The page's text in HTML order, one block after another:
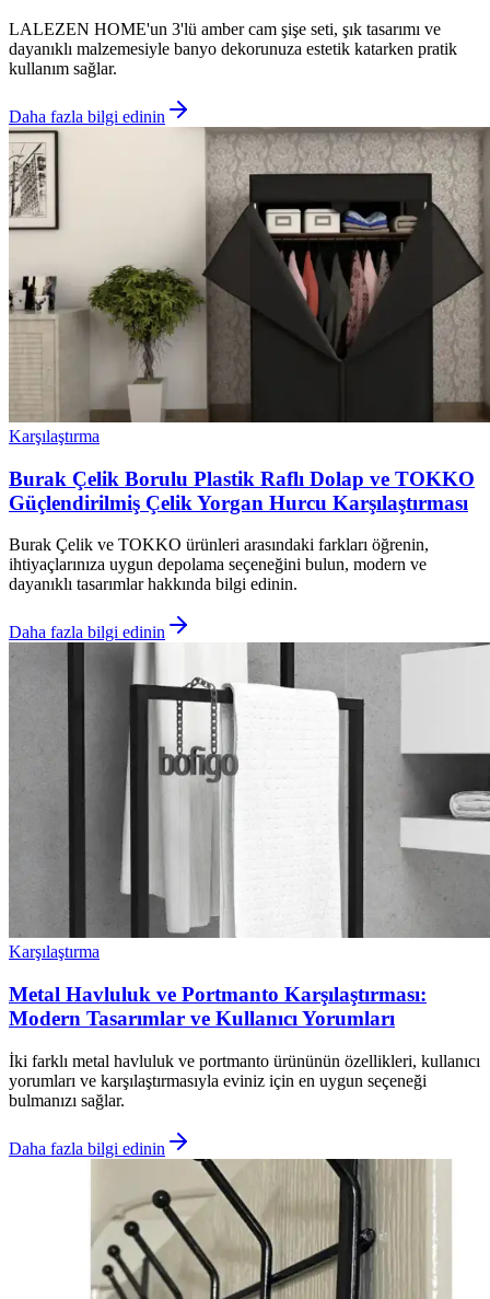
LALEZEN HOME'un 3'lü amber cam şişe seti, şık tasarımı ve
dayanıklı malzemesiyle banyo dekorunuza estetik katarken pratik
kullanım sağlar.
Daha fazla bilgi edinin
Karşılaştırma
Burak Çelik Borulu Plastik Raflı Dolap ve TOKKO
Güçlendirilmiş Çelik Yorgan Hurcu Karşılaştırması
Burak Çelik ve TOKKO ürünleri arasındaki farkları öğrenin,
ihtiyaçlarınıza uygun depolama seçeneğini bulun, modern ve
dayanıklı tasarımlar hakkında bilgi edinin.
Daha fazla bilgi edinin
Karşılaştırma
Metal Havluluk ve Portmanto Karşılaştırması:
Modern Tasarımlar ve Kullanıcı Yorumları
İki farklı metal havluluk ve portmanto ürününün özellikleri, kullanıcı
yorumları ve karşılaştırmasıyla eviniz için en uygun seçeneği
bulmanızı sağlar.
Daha fazla bilgi edinin